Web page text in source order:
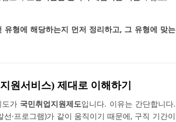
유형에 해당하는지 먼저 정리하고, 그 유형에 맞는
원서비스) 제대로 이해하기
가 국민취업지원제도입니다. 이유는 간단합니다.
·프로그램)가 같이 움직이기 때문에, 구직 기간이